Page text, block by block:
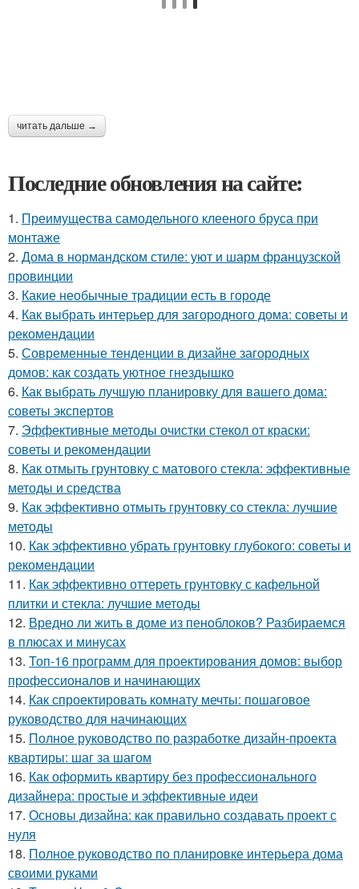
читать дальше →
Последние обновления на сайте:
1. Преимущества самодельного клееного бруса при
монтаже
2. Дома в нормандском стиле: уют и шарм французской
провинции
3. Какие необычные традиции есть в городе
4. Как выбрать интерьер для загородного дома: советы и
рекомендации
5. Современные тенденции в дизайне загородных
домов: как создать уютное гнездышко
6. Как выбрать лучшую планировку для вашего дома:
советы экспертов
7. Эффективные методы очистки стекол от краски:
советы и рекомендации
8. Как отмыть грунтовку с матового стекла: эффективные
методы и средства
9. Как эффективно отмыть грунтовку со стекла: лучшие
методы
10. Как эффективно убрать грунтовку глубокого: советы и
рекомендации
11. Как эффективно оттереть грунтовку с кафельной
плитки и стекла: лучшие методы
12. Вредно ли жить в доме из пеноблоков? Разбираемся
в плюсах и минусах
13. Топ-16 программ для проектирования домов: выбор
профессионалов и начинающих
14. Как спроектировать комнату мечты: пошаговое
руководство для начинающих
15. Полное руководство по разработке дизайн-проекта
квартиры: шаг за шагом
16. Как оформить квартиру без профессионального
дизайнера: простые и эффективные идеи
17. Основы дизайна: как правильно создавать проект с
нуля
18. Полное руководство по планировке интерьера дома
своими руками